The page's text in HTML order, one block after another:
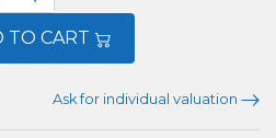
TO CART
Ask for individual valuation